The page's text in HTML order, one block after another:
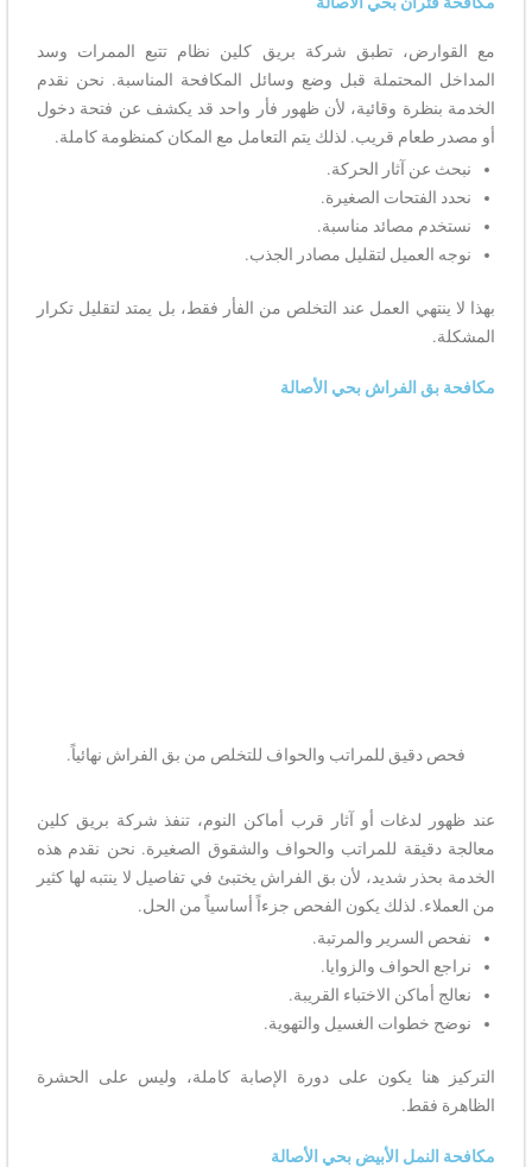
مع القوارض، تطبق شركة بريق كلين نظام تتبع الممرات وسد
المداخل المحتملة قبل وضع وسائل المكافحة المناسبة. نحن نقدم
الخدمة بنظرة وقائية، لأن ظهور فأر واحد قد يكشف عن فتحة دخول
أو مصدر طعام قريب. لذلك يتم التعامل مع المكان كمنظومة كاملة.
نبحث عن آثار الحركة.
نحدد الفتحات الصغيرة.
نستخدم مصائد مناسبة.
نوجه العميل لتقليل مصادر الجذب.
بهذا لا ينتهي العمل عند التخلص من الفأر فقط، بل يمتد لتقليل تكرار
المشكلة.
مكافحة بق الفراش بحي الأصالة
فحص دقيق للمراتب والحواف للتخلص من بق الفراش نهائياً.
عند ظهور لدغات أو آثار قرب أماكن النوم، تنفذ شركة بريق كلين
معالجة دقيقة للمراتب والحواف والشقوق الصغيرة. نحن نقدم هذه
الخدمة بحذر شديد، لأن بق الفراش يختبئ في تفاصيل لا ينتبه لها كثير
من العملاء. لذلك يكون الفحص جزءاً أساسياً من الحل.
نفحص السرير والمرتبة.
نراجع الحواف والزوايا.
نعالج أماكن الاختباء القريبة.
نوضح خطوات الغسيل والتهوية.
التركيز هنا يكون على دورة الإصابة كاملة، وليس على الحشرة
الظاهرة فقط.
مكافحة النمل الأبيض بحي الأصالة